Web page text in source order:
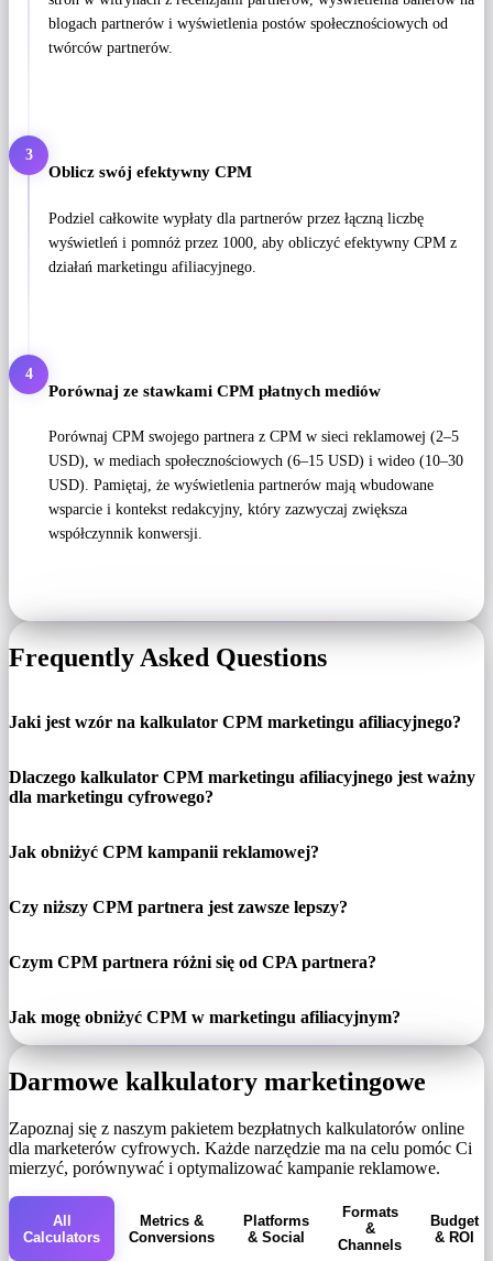
blogach partnerów i wyświetlenia postów społecznościowych od
twórców partnerów.
3
Oblicz swój efektywny CPM
Podziel całkowite wypłaty dla partnerów przez łączną liczbę
wyświetleń i pomnóż przez 1000, aby obliczyć efektywny CPM z
działań marketingu afiliacyjnego.
4
Porównaj ze stawkami CPM płatnych mediów
Porównaj CPM swojego partnera z CPM w sieci reklamowej (2–5
USD), w mediach społecznościowych (6–15 USD) i wideo (10–30
USD). Pamiętaj, że wyświetlenia partnerów mają wbudowane
wsparcie i kontekst redakcyjny, który zazwyczaj zwiększa
współczynnik konwersji.
Frequently Asked Questions
Jaki jest wzór na kalkulator CPM marketingu afiliacyjnego?
Dlaczego kalkulator CPM marketingu afiliacyjnego jest ważny
dla marketingu cyfrowego?
Jak obniżyć CPM kampanii reklamowej?
Czy niższy CPM partnera jest zawsze lepszy?
Czym CPM partnera różni się od CPA partnera?
Jak mogę obniżyć CPM w marketingu afiliacyjnym?
Darmowe kalkulatory marketingowe
Zapoznaj się z naszym pakietem bezpłatnych kalkulatorów online
dla marketerów cyfrowych. Każde narzędzie ma na celu pomóc Ci
mierzyć, porównywać i optymalizować kampanie reklamowe.
All
Calculators
Metrics &
Conversions
Platforms
& Social
Formats
&
Channels
Budget
& ROI